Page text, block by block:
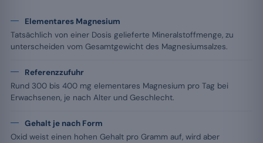
Elementares Magnesium
Tatsächlich von einer Dosis gelieferte Mineralstoffmenge, zu
unterscheiden vom Gesamtgewicht des Magnesiumsalzes.
Referenzzufuhr
Rund 300 bis 400 mg elementares Magnesium pro Tag bei
Erwachsenen, je nach Alter und Geschlecht.
Gehalt je nach Form
Oxid weist einen hohen Gehalt pro Gramm auf, wird aber